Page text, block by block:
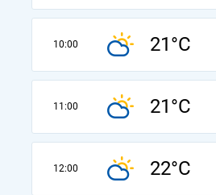
10:00 21°C
11:00 21°C
12:00 22°C